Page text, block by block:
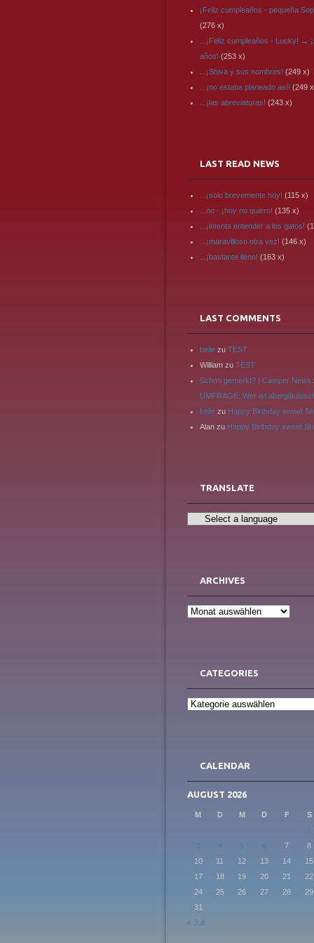
¡Feliz cumpleaños - pequeña
(276 x)
...¡Feliz cumpleaños - Lucky! →
años! (253 x)
...¡Shiva y sus nombres! (249 x)
...¡no estaba planeado así! (249
...¡las abreviaturas! (243 x)
LAST READ NEWS
...¡solo brevemente hoy! (115 x)
...no - ¡hoy no quiero! (135 x)
...¡intenta entender a los gatos!
...¡maravilloso otra vez! (146 x)
...¡bastante lleno! (163 x)
LAST COMMENTS
belle zu TEST
William zu TEST
Schon gemerkt? | Camper News
UMFRAGE: Wer ist
belle zu Happy Birthday sweet
Alan zu Happy Birthday sweet
TRANSLATE
ARCHIVES
Archives
CATEGORIES
Categories
CALENDAR
AUGUST 2026
M D M D F S
1
3
4 5 6 7 8
10
11 12 13 14 15
17
18 19 20 21 22
24
25 26 27 28 29
31
« Juli